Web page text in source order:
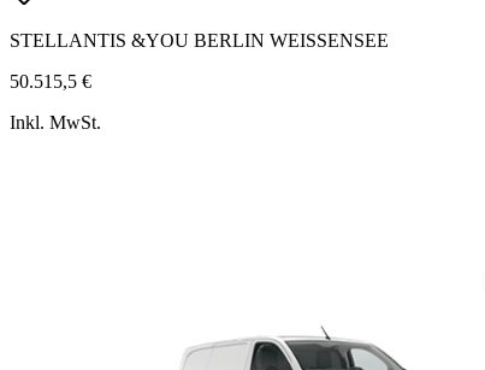
STELLANTIS &YOU BERLIN WEISSENSEE
50.515,5 €
Inkl. MwSt.